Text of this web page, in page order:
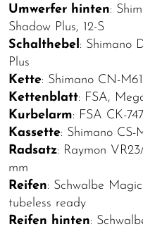
Umwerfer hinten:
Shadow Plus, 12-S
Schalthebel: Shimano
Plus
Kette: Shimano CN-
Kettenblatt: FSA,
Kurbelarm: FSA CK-
Kassette: Shimano CS-
Radsatz: Raymon
mm
Reifen: Schwalbe
tubeless ready
Reifen hinten: